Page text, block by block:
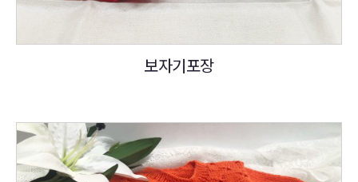
보자기포장